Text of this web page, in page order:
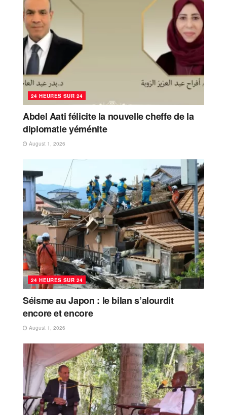
24 HEURES SUR 24
Abdel Aati félicite la nouvelle cheffe de la
diplomatie yéménite
August 1, 2026
24 HEURES SUR 24
Séisme au Japon : le bilan s’alourdit
encore et encore
August 1, 2026